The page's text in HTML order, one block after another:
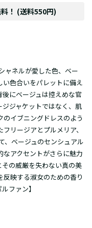
！ (送料550円)
ャネルが愛した色、ベー
色合いをパレットに備え
にベージュは控えめな官
ジャケットではなく、肌
イブニングドレスのよう
リージアとプルメリア、
、ベージュのセンシュアル
アクセントがさらに魅力
の威厳を失わない真の美
映する淑女のための香り
ファン】